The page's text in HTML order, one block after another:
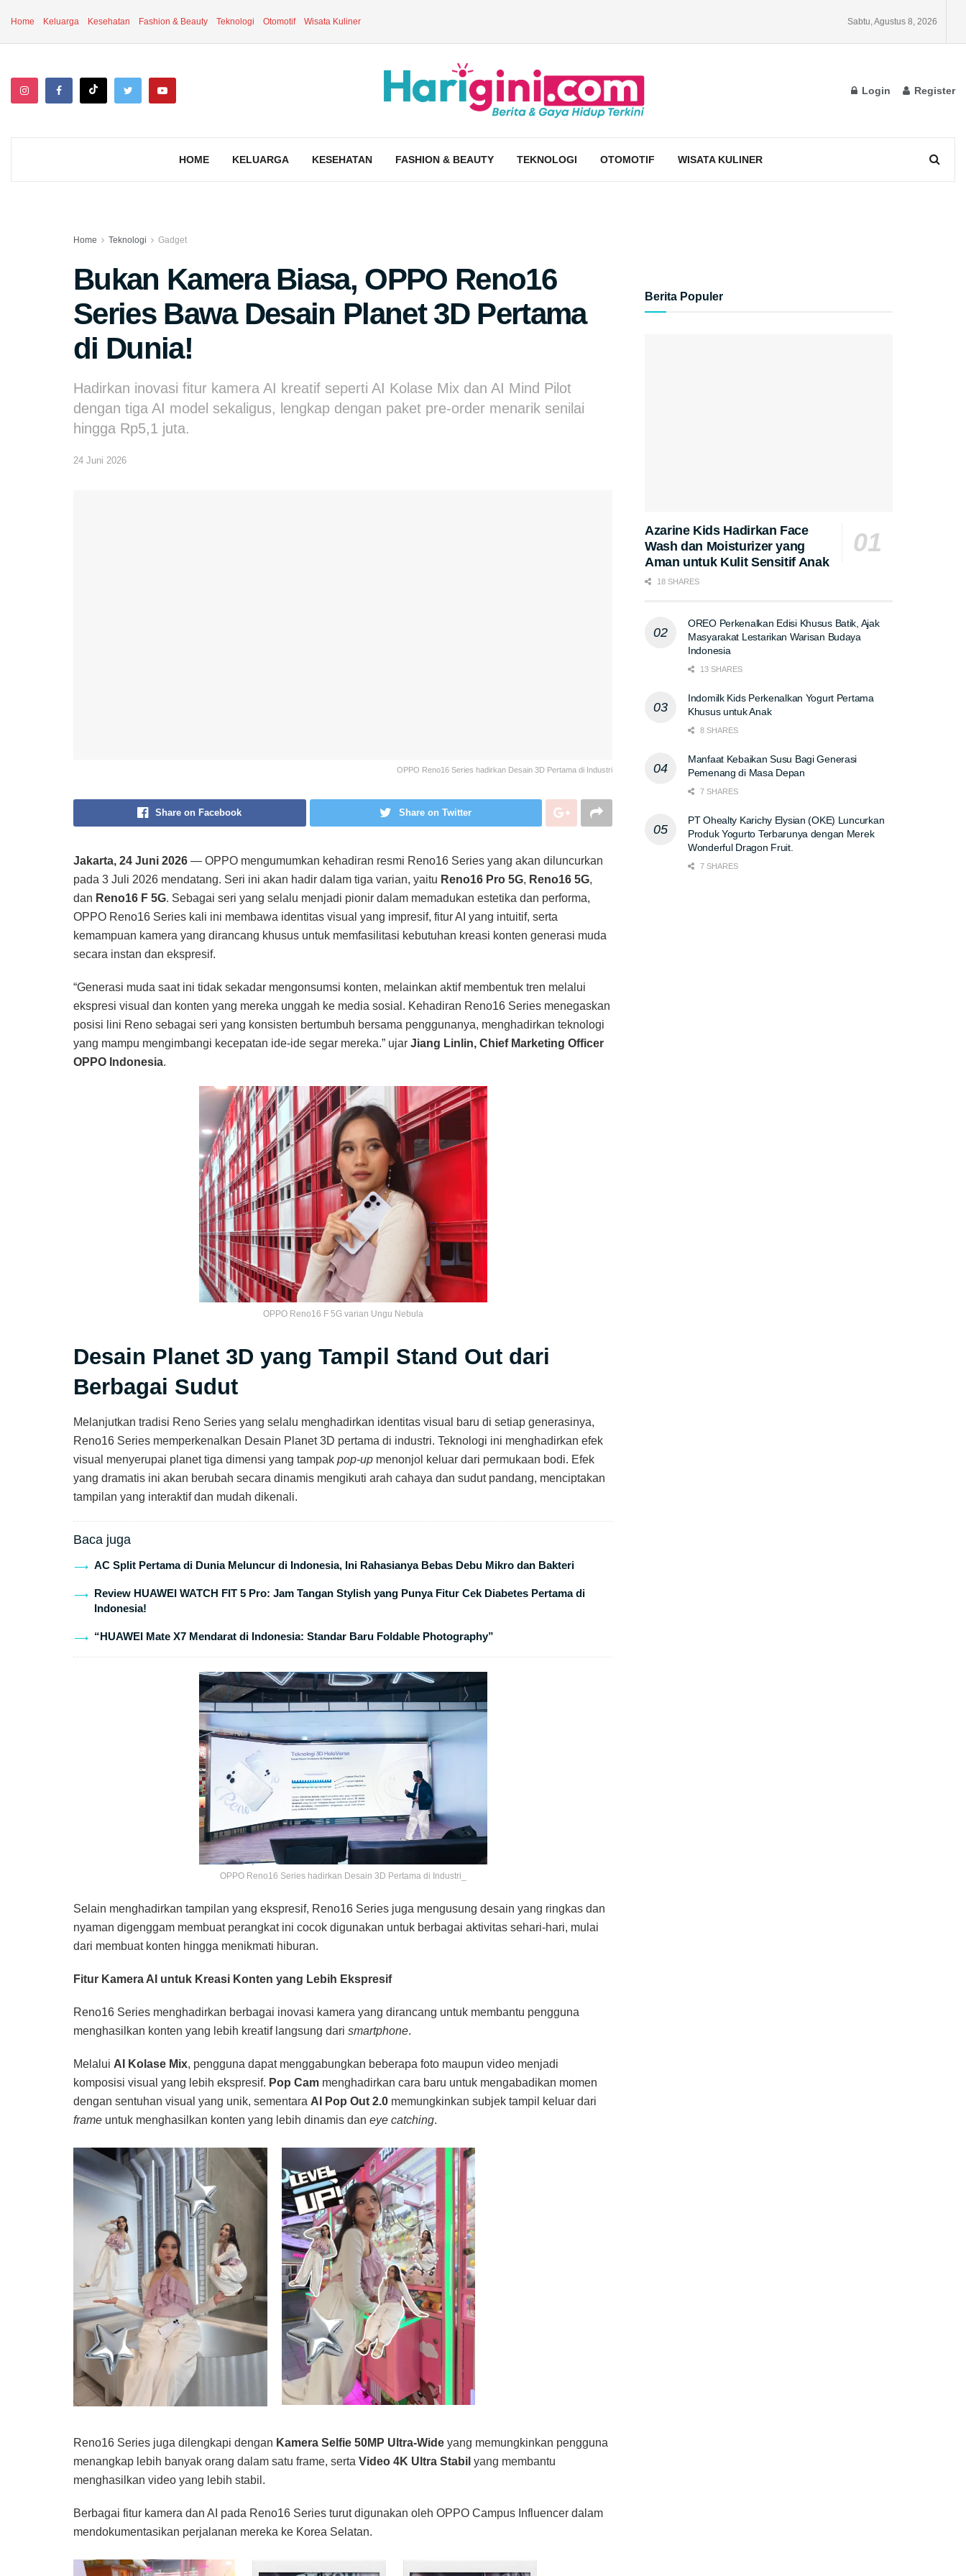
Home Keluarga Kesehatan Fashion & Beauty Teknologi Otomotif Wisata Kuliner Sabtu, Agustus 8, 2026
Login Register
HOME KELUARGA KESEHATAN FASHION & BEAUTY TEKNOLOGI OTOMOTIF WISATA KULINER
Home Teknologi Gadget
Bukan Kamera Biasa, OPPO Reno16
Series Bawa Desain Planet 3D Pertama
di Dunia!
Hadirkan inovasi fitur kamera AI kreatif seperti AI Kolase Mix dan AI Mind Pilot
dengan tiga AI model sekaligus, lengkap dengan paket pre-order menarik senilai
hingga Rp5,1 juta.
24 Juni 2026
OPPO Reno16 Series hadirkan Desain 3D Pertama di Industri
Share on Facebook Share on Twitter
Jakarta, 24 Juni 2026 — OPPO mengumumkan kehadiran resmi Reno16 Series yang akan diluncurkan
pada 3 Juli 2026 mendatang. Seri ini akan hadir dalam tiga varian, yaitu Reno16 Pro 5G, Reno16 5G,
dan Reno16 F 5G. Sebagai seri yang selalu menjadi pionir dalam memadukan estetika dan performa,
OPPO Reno16 Series kali ini membawa identitas visual yang impresif, fitur AI yang intuitif, serta
kemampuan kamera yang dirancang khusus untuk memfasilitasi kebutuhan kreasi konten generasi muda
secara instan dan ekspresif.
“Generasi muda saat ini tidak sekadar mengonsumsi konten, melainkan aktif membentuk tren melalui
ekspresi visual dan konten yang mereka unggah ke media sosial. Kehadiran Reno16 Series menegaskan
posisi lini Reno sebagai seri yang konsisten bertumbuh bersama penggunanya, menghadirkan teknologi
yang mampu mengimbangi kecepatan ide-ide segar mereka.” ujar Jiang Linlin, Chief Marketing Officer
OPPO Indonesia.
OPPO Reno16 F 5G varian Ungu Nebula
Desain Planet 3D yang Tampil Stand Out dari
Berbagai Sudut
Melanjutkan tradisi Reno Series yang selalu menghadirkan identitas visual baru di setiap generasinya,
Reno16 Series memperkenalkan Desain Planet 3D pertama di industri. Teknologi ini menghadirkan efek
visual menyerupai planet tiga dimensi yang tampak pop-up menonjol keluar dari permukaan bodi. Efek
yang dramatis ini akan berubah secara dinamis mengikuti arah cahaya dan sudut pandang, menciptakan
tampilan yang interaktif dan mudah dikenali.
Baca juga
AC Split Pertama di Dunia Meluncur di Indonesia, Ini Rahasianya Bebas Debu Mikro dan Bakteri
Review HUAWEI WATCH FIT 5 Pro: Jam Tangan Stylish yang Punya Fitur Cek Diabetes Pertama di
Indonesia!
“HUAWEI Mate X7 Mendarat di Indonesia: Standar Baru Foldable Photography”
OPPO Reno16 Series hadirkan Desain 3D Pertama di Industri_
Selain menghadirkan tampilan yang ekspresif, Reno16 Series juga mengusung desain yang ringkas dan
nyaman digenggam membuat perangkat ini cocok digunakan untuk berbagai aktivitas sehari-hari, mulai
dari membuat konten hingga menikmati hiburan.
Fitur Kamera AI untuk Kreasi Konten yang Lebih Ekspresif
Reno16 Series menghadirkan berbagai inovasi kamera yang dirancang untuk membantu pengguna
menghasilkan konten yang lebih kreatif langsung dari smartphone.
Melalui AI Kolase Mix, pengguna dapat menggabungkan beberapa foto maupun video menjadi
komposisi visual yang lebih ekspresif. Pop Cam menghadirkan cara baru untuk mengabadikan momen
dengan sentuhan visual yang unik, sementara AI Pop Out 2.0 memungkinkan subjek tampil keluar dari
frame untuk menghasilkan konten yang lebih dinamis dan eye catching.
Reno16 Series juga dilengkapi dengan Kamera Selfie 50MP Ultra-Wide yang memungkinkan pengguna
menangkap lebih banyak orang dalam satu frame, serta Video 4K Ultra Stabil yang membantu
menghasilkan video yang lebih stabil.
Berbagai fitur kamera dan AI pada Reno16 Series turut digunakan oleh OPPO Campus Influencer dalam
mendokumentasikan perjalanan mereka ke Korea Selatan.
Berita Populer
Azarine Kids Hadirkan Face
Wash dan Moisturizer yang
Aman untuk Kulit Sensitif Anak
18 SHARES
OREO Perkenalkan Edisi Khusus Batik, Ajak
Masyarakat Lestarikan Warisan Budaya
Indonesia
13 SHARES
Indomilk Kids Perkenalkan Yogurt Pertama
Khusus untuk Anak
8 SHARES
Manfaat Kebaikan Susu Bagi Generasi
Pemenang di Masa Depan
7 SHARES
PT Ohealty Karichy Elysian (OKE) Luncurkan
Produk Yogurto Terbarunya dengan Merek
Wonderful Dragon Fruit.
7 SHARES